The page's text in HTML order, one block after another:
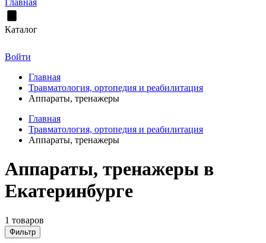
Главная
Каталог
Войти
Главная
Травматология, ортопедия и реабилитация
Аппараты, тренажеры
Главная
Травматология, ортопедия и реабилитация
Аппараты, тренажеры
Аппараты, тренажеры в
Екатеринбурге
1 товаров
Фильтр